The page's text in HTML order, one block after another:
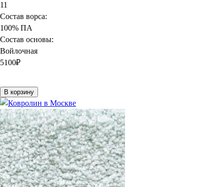
11
Состав ворса:
100% ПА
Состав основы:
Войлочная
5100₽
В корзину